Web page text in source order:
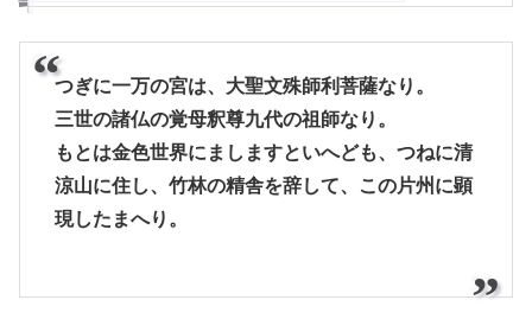
つぎに一万の宮は、大聖文殊師利菩薩なり。
三世の諸仏の覚母釈尊九代の祖師なり。
もとは金色世界にましますといへども、つねに清
涼山に住し、竹林の精舎を辞して、この片州に顕
現したまへり。